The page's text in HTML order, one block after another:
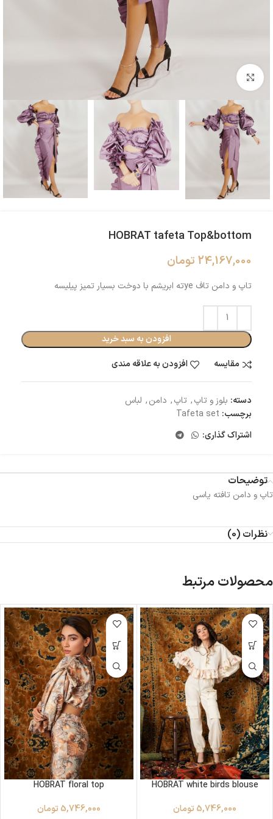
بزرگنمایی تصویر
HOBRAT tafeta Top&bottom
24,167,000 تومان
تاپ و دامن تاف yeته ابریشم با دوخت بسیار تمیز پیلیسه
افزودن به سبد خرید
مقایسه
افزودن به علاقه مندی
دسته: بلوز و تاپ, تاپ, دامن, لباس
برچسب: Tafeta set
اشتراک گذاری:
توضیحات
تاپ و دامن تافته یاسی
نظرات (0)
محصولات مرتبط
HOBRAT white birds blouse
5,746,000 تومان
HOBRAT floral top
5,746,000 تومان